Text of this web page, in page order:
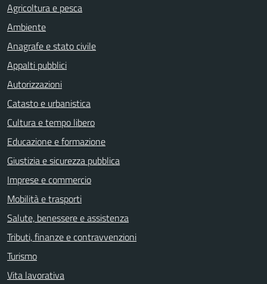
Agricoltura e pesca
Ambiente
Anagrafe e stato civile
Appalti pubblici
Autorizzazioni
Catasto e urbanistica
Cultura e tempo libero
Educazione e formazione
Giustizia e sicurezza pubblica
Imprese e commercio
Mobilità e trasporti
Salute, benessere e assistenza
Tributi, finanze e contravvenzioni
Turismo
Vita lavorativa